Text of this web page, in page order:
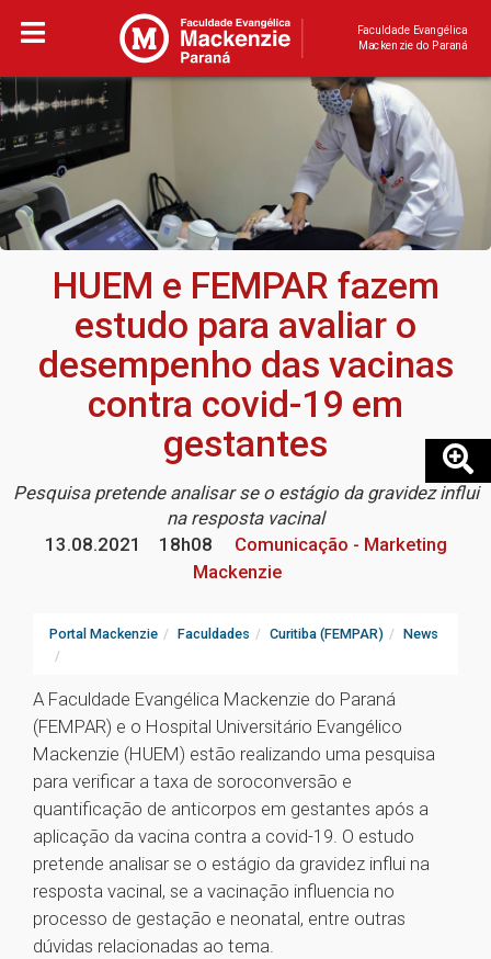
Faculdade Evangélica
Mackenzie do Paraná
HUEM e FEMPAR fazem
estudo para avaliar o
desempenho das vacinas
contra covid-19 em
gestantes
Pesquisa pretende analisar se o estágio da gravidez influi
na resposta vacinal
13.08.2021
18h08
Comunicação - Marketing
Mackenzie
Portal Mackenzie Faculdades Curitiba (FEMPAR) News
A Faculdade Evangélica Mackenzie do Paraná
(FEMPAR) e o Hospital Universitário Evangélico
Mackenzie (HUEM) estão realizando uma pesquisa
para verificar a taxa de soroconversão e
quantificação de anticorpos em gestantes após a
aplicação da vacina contra a covid-19. O estudo
pretende analisar se o estágio da gravidez influi na
resposta vacinal, se a vacinação influencia no
processo de gestação e neonatal, entre outras
dúvidas relacionadas ao tema.